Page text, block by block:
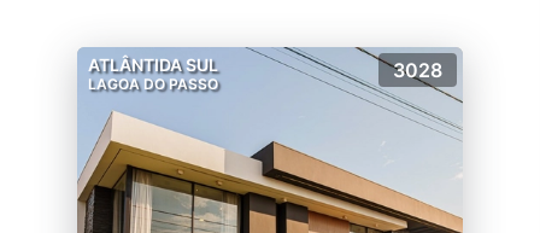
ATLÂNTIDA SUL
LAGOA DO PASSO
3028